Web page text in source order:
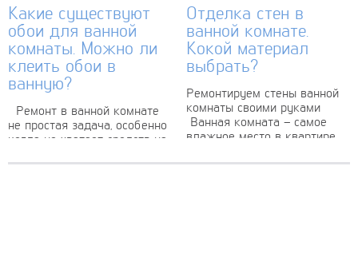
Какие существуют
обои для ванной
комнаты. Можно ли
клеить обои в
ванную?
Ремонт в ванной комнате
не простая задача, особенно
когда не хватает средств на
приходится выкручиваться
Отделка стен в
ванной комнате.
Кокой материал
выбрать?
Ремонтируем стены ванной
комнаты своими руками
Ванная комната – самое
влажное место в квартире.
не позволяют выбрать